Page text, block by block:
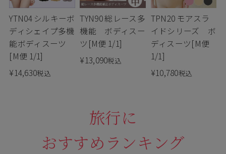
YTN04 シルキーボ
ディシェイプ多機
能ボディスーツ
[M便 1/1]
¥14,630税込
TYN90 総レース多
機能 ボディスー
ツ[M便 1/1]
¥13,090税込
TPN20 モアスラ
イドシリーズ ボ
ディスーツ[M便
1/1]
¥10,780税込
旅行に
おすすめランキング